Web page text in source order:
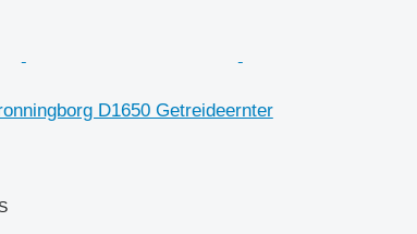
D1650 Getreideernter